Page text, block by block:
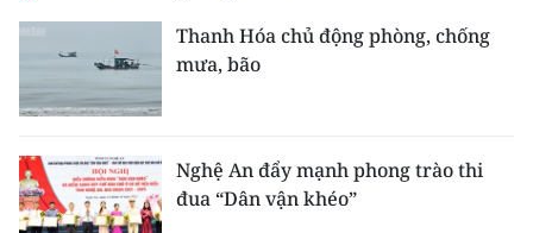
Thanh Hóa chủ động phòng, chống
mưa, bão
Nghệ An đẩy mạnh phong trào thi
đua “Dân vận khéo”